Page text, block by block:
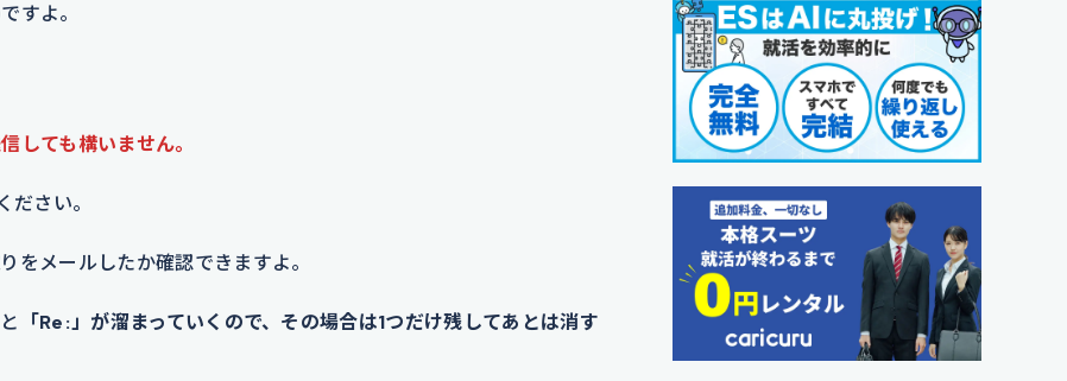
ですよ。
しても構いません。
ださい。
をメールしたか確認できますよ。
「Re:」が溜まっていくので、その場合は1つだけ残してあとは消す